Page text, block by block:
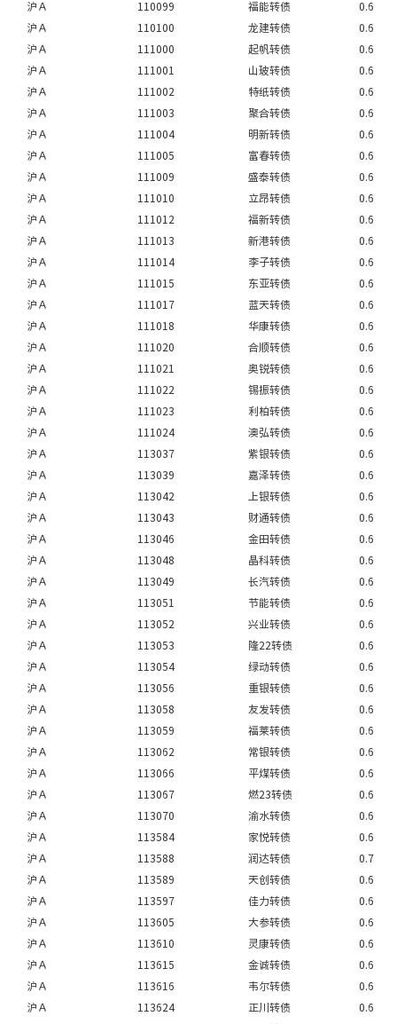
沪Ａ
110099 福能转债
0.6
沪Ａ
110100 龙建转债
0.6
沪Ａ
111000 起帆转债
0.6
沪Ａ
111001 山玻转债
0.6
沪Ａ
111002 特纸转债
0.6
沪Ａ
111003 聚合转债
0.6
沪Ａ
111004 明新转债
0.6
沪Ａ
111005 富春转债
0.6
沪Ａ
111009 盛泰转债
0.6
沪Ａ
111010 立昂转债
0.6
沪Ａ
111012 福新转债
0.6
沪Ａ
111013 新港转债
0.6
沪Ａ
111014 李子转债
0.6
沪Ａ
111015 东亚转债
0.6
沪Ａ
111017 蓝天转债
0.6
沪Ａ
111018 华康转债
0.6
沪Ａ
111020 合顺转债
0.6
沪Ａ
111021 奥锐转债
0.6
沪Ａ
111022 锡振转债
0.6
沪Ａ
111023 利柏转债
0.6
沪Ａ
111024 澳弘转债
0.6
沪Ａ
113037 紫银转债
0.6
沪Ａ
113039 嘉泽转债
0.6
沪Ａ
113042 上银转债
0.6
沪Ａ
113043 财通转债
0.6
沪Ａ
113046 金田转债
0.6
沪Ａ
113048 晶科转债
0.6
沪Ａ
113049 长汽转债
0.6
沪Ａ
113051 节能转债
0.6
沪Ａ
113052 兴业转债
0.6
沪Ａ
113053 隆22转债
0.6
沪Ａ
113054 绿动转债
0.6
沪Ａ
113056 重银转债
0.6
沪Ａ
113058 友发转债
0.6
沪Ａ
113059 福莱转债
0.6
沪Ａ
113062 常银转债
0.6
沪Ａ
113066 平煤转债
0.6
沪Ａ
113067 燃23转债
0.6
沪Ａ
113070 渝水转债
0.6
沪Ａ
113584 家悦转债
0.6
沪Ａ
113588 润达转债
0.7
沪Ａ
113589 天创转债
0.6
沪Ａ
113597 佳力转债
0.6
沪Ａ
113605 大参转债
0.6
沪Ａ
113610 灵康转债
0.6
沪Ａ
113615 金诚转债
0.6
沪Ａ
113616 韦尔转债
0.6
沪Ａ
113624 正川转债
0.6